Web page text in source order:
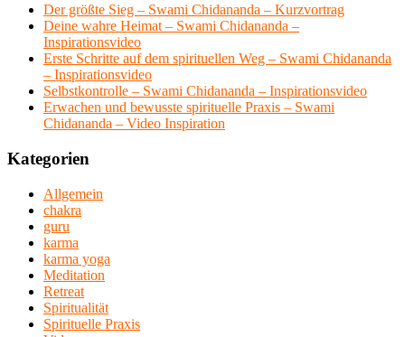
Der größte Sieg – Swami Chidananda – Kurzvortrag
Deine wahre Heimat – Swami Chidananda –
Inspirationsvideo
Erste Schritte auf dem spirituellen Weg – Swami Chidananda
– Inspirationsvideo
Selbstkontrolle – Swami Chidananda – Inspirationsvideo
Erwachen und bewusste spirituelle Praxis – Swami
Chidananda – Video Inspiration
Kategorien
Allgemein
chakra
guru
karma
karma yoga
Meditation
Retreat
Spiritualität
Spirituelle Praxis